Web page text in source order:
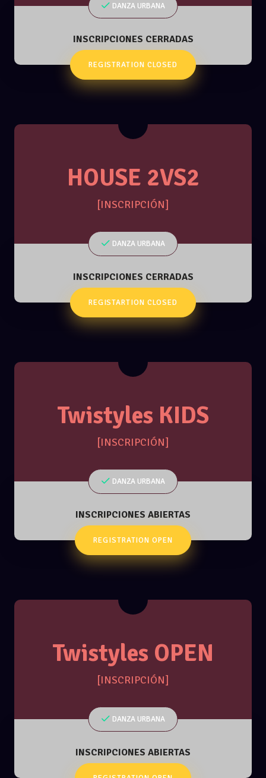
DANZA URBANA
INSCRIPCIONES CERRADAS
REGISTRATION CLOSED
HOUSE 2VS2
[INSCRIPCIÓN]
DANZA URBANA
INSCRIPCIONES CERRADAS
REGISTARTION CLOSED
Twistyles KIDS
[INSCRIPCIÓN]
DANZA URBANA
INSCRIPCIONES ABIERTAS
REGISTRATION OPEN
Twistyles OPEN
[INSCRIPCIÓN]
DANZA URBANA
INSCRIPCIONES ABIERTAS